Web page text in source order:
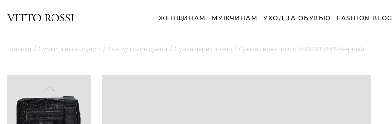
ЖЕНЩИНАМ МУЖЧИНАМ УХОД ЗА ОБУВЬЮ FASHION BLOG
Главная Сумки и аксессуары Все мужские сумки Сумка через плечо Сумка через плечо VS000092699 Черный